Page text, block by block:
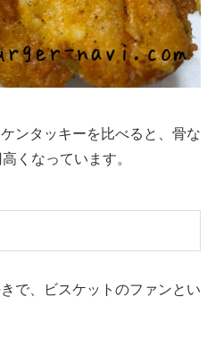
ンタッキーを比べると、骨な
くなっています。
で、ビスケットのファンとい